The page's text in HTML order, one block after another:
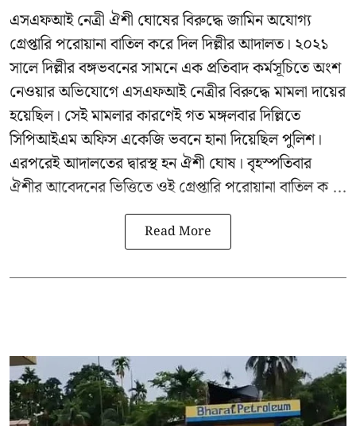
এসএফআই নেত্রী ঐশী ঘোষের বিরুদ্ধে জামিন অযোগ্য
গ্রেপ্তারি পরোয়ানা বাতিল করে দিল দিল্লীর আদালত। ২০২১
সালে দিল্লীর বঙ্গভবনের সামনে এক প্রতিবাদ কর্মসূচিতে অংশ
নেওয়ার অভিযোগে এসএফআই নেত্রীর বিরুদ্ধে মামলা দায়ের
হয়েছিল। সেই মামলার কারণেই গত মঙ্গলবার দিল্লিতে
সিপিআইএম অফিস একেজি ভবনে হানা দিয়েছিল পুলিশ।
এরপরেই আদালতের দ্বারস্থ হন ঐশী ঘোষ। বৃহস্পতিবার
ঐশীর আবেদনের ভিত্তিতে ওই গ্রেপ্তারি পরোয়ানা বাতিল ক ...
Read More